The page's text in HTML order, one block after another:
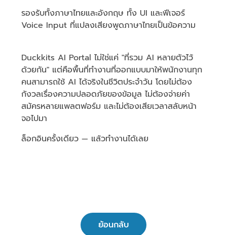
รองรับทั้งภาษาไทยและอังกฤษ ทั้ง UI และฟีเจอร์
Voice Input ที่แปลงเสียงพูดภาษาไทยเป็นข้อความ
Duckkits AI Portal ไม่ใช่แค่ "ที่รวม AI หลายตัวไว้
ด้วยกัน" แต่คือพื้นที่ทำงานที่ออกแบบมาให้พนักงานทุก
คนสามารถใช้ AI ได้จริงในชีวิตประจำวัน โดยไม่ต้อง
กังวลเรื่องความปลอดภัยของข้อมูล ไม่ต้องจ่ายค่า
สมัครหลายแพลตฟอร์ม และไม่ต้องเสียเวลาสลับหน้า
จอไปมา
ล็อกอินครั้งเดียว — แล้วทำงานได้เลย
ย้อนกลับ